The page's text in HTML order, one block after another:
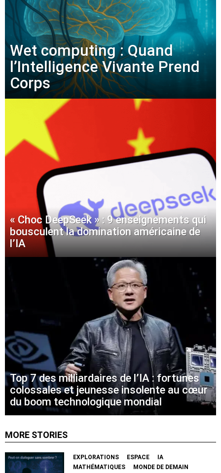
Wet computing : Quand
l’Intelligence Vivante Prend
Corps
« Choc DeepSeek » : 9 enseignements qui
bousculent la domination américaine de
l’IA
Top 7 des milliardaires de l’IA : fortunes
colossales et jeunesse insolente au cœur
du boom technologique mondial
MORE STORIES
EXPLORATIONS ESPACE
IA
MATHÉMATIQUES
MONDE DE DEMAIN